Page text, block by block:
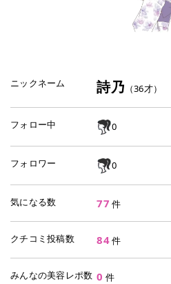
ニックネーム 詩乃 （36才）
フォロー中 0
フォロワー 0
気になる数 77 件
クチコミ投稿数 84件
みんなの美容レポ数 0 件